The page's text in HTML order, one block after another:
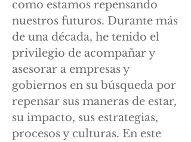
como estamos repensando
nuestros futuros. Durante más
de una década, he tenido el
privilegio de acompañar y
asesorar a empresas y
gobiernos en su búsqueda por
repensar sus maneras de estar,
su impacto, sus estrategias,
procesos y culturas. En este